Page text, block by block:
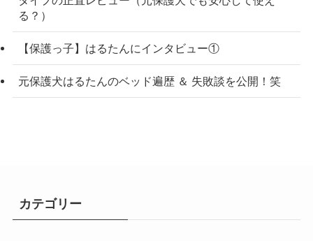
る？）
【保護っ子】はるたんにインタビュー①
元保護犬はるたんのベッド遍歴 ＆ 失敗談を公開！笑
カテゴリー